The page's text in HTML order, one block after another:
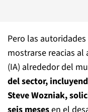
Pero las
mostrarse reacias
(IA) alrededor del
del sector,
Steve Wozniak,